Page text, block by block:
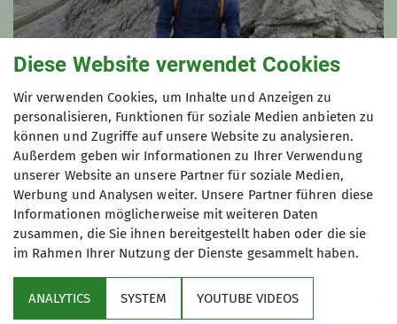
Jonas Raible
Beisitzer Jugend
Sektion
Diese Website verwendet Cookies
Wir verwenden Cookies, um Inhalte und Anzeigen zu
personalisieren, Funktionen für soziale Medien anbieten zu
können und Zugriffe auf unsere Website zu analysieren.
Außerdem geben wir Informationen zu Ihrer Verwendung
unserer Website an unsere Partner für soziale Medien,
Werbung und Analysen weiter. Unsere Partner führen diese
Informationen möglicherweise mit weiteren Daten
zusammen, die Sie ihnen bereitgestellt haben oder die sie
im Rahmen Ihrer Nutzung der Dienste gesammelt haben.
ANALYTICS SYSTEM YOUTUBE VIDEOS